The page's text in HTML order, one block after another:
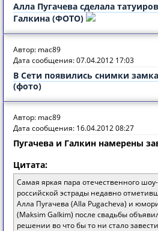
Алла Пугачева сделала
Галкина (ФОТО)
Автор: mac89
Дата сообщения: 07.04.2012 17:03
В Сети появились снимки
(фото)
Автор: mac89
Дата сообщения: 16.04.2012 08:27
Пугачева и Галкин намерены
Цитата:
Самая яркая пара отечественного
российской эстрады недавно
Алла Пугачева (Alla Pugacheva) и
(Maksim Galkim) после свадьбы
решении во что бы то ни стало